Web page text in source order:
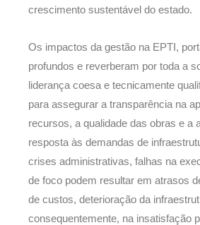
crescimento sustentável do estado.
Os impactos da gestão na EPTI,
profundos e reverberam por toda a
liderança coesa e tecnicamente
para assegurar a transparência na
recursos, a qualidade das obras e a
resposta às demandas de
crises administrativas, falhas na
de foco podem resultar em atrasos
de custos, deterioração da
consequentemente, na insatisfação